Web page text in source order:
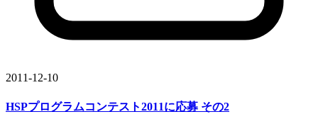
2011-12-10
HSPプログラムコンテスト2011に応募 その2